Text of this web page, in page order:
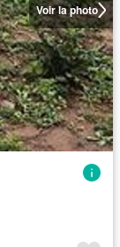
Voir la photo